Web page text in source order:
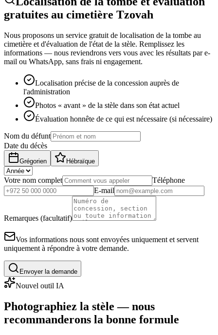
gratuites au cimetière Tzovah
Nous proposons un service gratuit de localisation de la tombe au
cimetière et d'évaluation de l'état de la stèle. Remplissez les
informations — nous reviendrons vers vous avec les résultats par e-
mail ou WhatsApp, sans frais ni engagement.
Localisation précise de la concession auprès de
l'administration
Photos « avant » de la stèle dans son état actuel
Évaluation honnête de ce qui est nécessaire (si nécessaire)
Nom du défunt
Date du décès
Grégorien Hébraïque
Votre nom complet
Téléphone
E-mail
Remarques (facultatif)
Vos informations nous sont envoyées uniquement et servent
uniquement à répondre à votre demande.
Envoyer la demande
Nouvel outil IA
Photographiez la stèle — nous
recommanderons la bonne formule